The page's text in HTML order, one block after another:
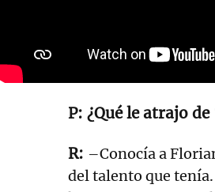
¿Qué le atrajo
–Conocía a
del talento que